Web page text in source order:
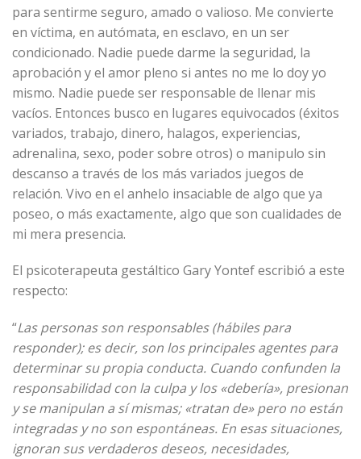
para sentirme seguro, amado o valioso. Me convierte
en víctima, en autómata, en esclavo, en un ser
condicionado. Nadie puede darme la seguridad, la
aprobación y el amor pleno si antes no me lo doy yo
mismo. Nadie puede ser responsable de llenar mis
vacíos. Entonces busco en lugares equivocados (éxitos
variados, trabajo, dinero, halagos, experiencias,
adrenalina, sexo, poder sobre otros) o manipulo sin
descanso a través de los más variados juegos de
relación. Vivo en el anhelo insaciable de algo que ya
poseo, o más exactamente, algo que son cualidades de
mi mera presencia.
El psicoterapeuta gestáltico Gary Yontef escribió a este
respecto:
“Las personas son responsables (hábiles para
responder); es decir, son los principales agentes para
determinar su propia conducta. Cuando confunden la
responsabilidad con la culpa y los «debería», presionan
y se manipulan a sí mismas; «tratan de» pero no están
integradas y no son espontáneas. En esas situaciones,
ignoran sus verdaderos deseos, necesidades,